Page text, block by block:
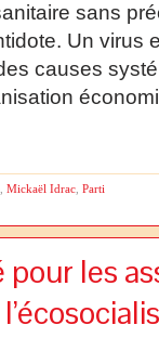
sans
Un virus
causes
Mickaël Idrac Parti
les